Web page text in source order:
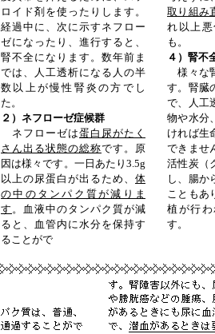
ロイド剤を使ったりします。
経過中に、次に示すネフロー
ゼになったり、進行すると、
腎不全になります。数年前ま
では、人工透析になる人の半
数以上が慢性腎炎の方でし
た。
２）ネフローゼ症候群
ネフローゼは蛋白尿がたく
さん出る状態の総称です。原
因は様々です。一日あたり 3.5g
以上の尿蛋白が出るため、 体
の中のタンパク質が減りま
す 。血液中のタンパク質が減
ると、血管内に水分を保持す
ることがで
取り組み
れ以上
も。
４）腎不
様々な
す。腎臓
で、人工
物や水分
ければ生
できませ
活性炭（
し、腸か
こともあ
植が行
す。